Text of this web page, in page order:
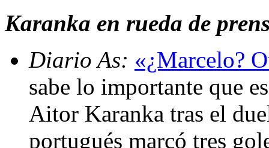
Karanka en rueda de
Diario As: «¿Marcelo?
sabe lo importante que
Aitor Karanka tras el
portugués marcó tres